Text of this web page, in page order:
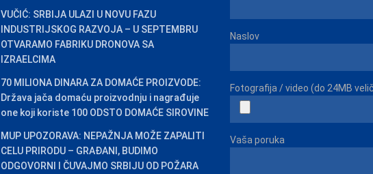
VUČIĆ: SRBIJA ULAZI U NOVU FAZU
INDUSTRIJSKOG RAZVOJA – U SEPTEMBRU
OTVARAMO FABRIKU DRONOVA SA
IZRAELCIMA
70 MILIONA DINARA ZA DOMAĆE PROIZVODE:
Država jača domaću proizvodnju i nagrađuje
one koji koriste 100 ODSTO DOMAĆE SIROVINE
MUP UPOZORAVA: NEPAŽNJA MOŽE ZAPALITI
CELU PRIRODU – GRAĐANI, BUDIMO
ODGOVORNI I ČUVAJMO SRBIJU OD POŽARA
Naslov
Fotografija / video (do 24MB
Vaša poruka